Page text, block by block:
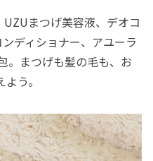
まつげ美容液、デオコ
ディショナー、アユーラ
。まつげも髪の毛も、お
う。